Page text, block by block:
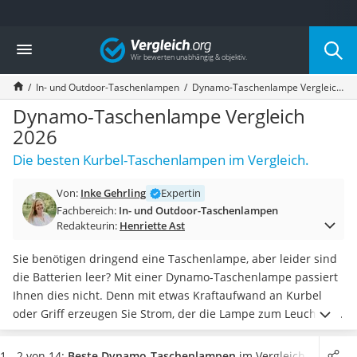
Die beliebtesten Vergleiche nach Kategorie
Freizeit & Sport
Gartentrampolin
Trampolin
Metalldetektor
Eufab-Fahrradträger
Trampolin 366 cm
Fahrradschloss
Futterboot
Air Bike
Trekkingschuhe Herren
Reisetasche mit Rollen
Klimmzugstation
Koffer
Nachtsichtgerät
Vergleich
In- und Outdoor-Taschenlampen Dynamo-Taschenlampe Vergleich 2026
Dynamo-Taschenlampe Vergleich
2026
Die besten Kurbel-Taschenlampen im Vergleich.
Von: Inke Gehrling
Expertin
Fachbereich: In- und Outdoor-Taschenlampen
Redakteurin: Henriette Ast
Sie benötigen dringend eine Taschenlampe, aber leider sind
die Batterien leer? Mit einer Dynamo-Taschenlampe passiert
Ihnen dies nicht. Denn mit etwas Kraftaufwand an Kurbel
oder Griff erzeugen Sie Strom, der die Lampe zum Leuchten
bringt. Laut Online-Tests reicht dieLeuchtdauer nach 1
Minute kurbeln je nach Modell für 6 bis 60 Minuten. Neben